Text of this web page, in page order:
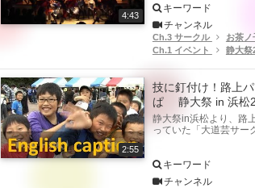
4:43
キーワード
チャンネル
Ch.3 サークル
お茶ノ
Ch.1 イベント
静大祭
2:55
技に釘付け！路上
ぱ 静大祭 in 浜松
静大祭in浜松より、路
っていた「大道芸サー­
キーワード
チャンネル